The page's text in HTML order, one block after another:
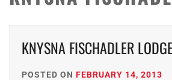
KNYSNA FISCHADLER LODGE
POSTED ON FEBRUARY 14, 2013